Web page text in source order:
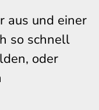
aus und einer
so schnell
oder